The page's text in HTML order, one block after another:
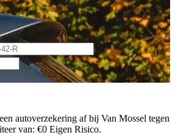
autoverzekering af bij Van Mossel tegen
van: €0 Eigen Risico.